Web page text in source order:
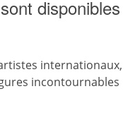
disponibles
internationaux,
incontournables